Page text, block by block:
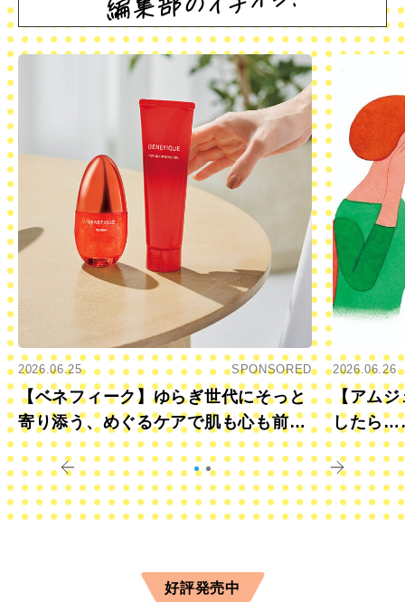
2026.06.25 SPONSORED
【ベネフィーク】ゆらぎ世代にそっと
寄り添う、めぐるケアで肌も心も前向
きに
2026.06.26
【アムジ
したら
すか？
好評発売中